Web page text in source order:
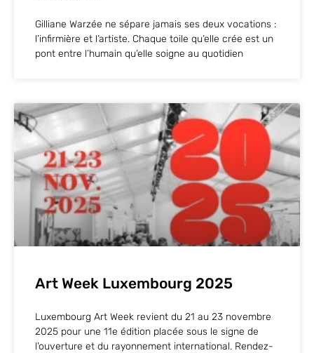
Gilliane Warzée ne sépare jamais ses deux vocations :
l’infirmière et l’artiste. Chaque toile qu’elle crée est un
pont entre l’humain qu’elle soigne au quotidien
Art Week Luxembourg 2025
Luxembourg Art Week revient du 21 au 23 novembre
2025 pour une 11e édition placée sous le signe de
l’ouverture et du rayonnement international. Rendez-